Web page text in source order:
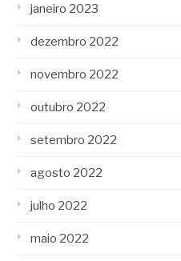
janeiro 2023
dezembro 2022
novembro 2022
outubro 2022
setembro 2022
agosto 2022
julho 2022
maio 2022